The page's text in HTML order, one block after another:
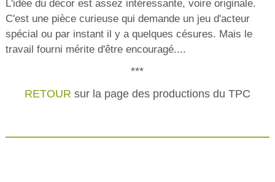
L'idée du décor est assez intéressante, voire originale.
C'est une pièce curieuse qui demande un jeu d'acteur
spécial ou par instant il y a quelques césures. Mais le
travail fourni mérite d'être encouragé....
***
RETOUR sur la page des productions du TPC